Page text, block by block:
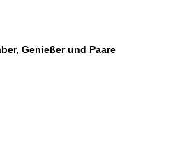
Genießer und Paare